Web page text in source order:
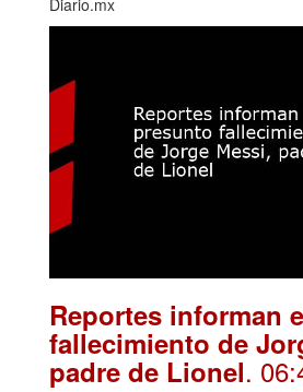
Diario.mx
Reportes informan
fallecimiento de
padre de Lionel.